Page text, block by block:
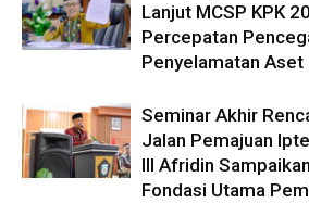
Lanjut MCSP KPK
Percepatan
Penyelamatan Aset
Seminar Akhir
Jalan Pemajuan
III Afridin
Fondasi Utama